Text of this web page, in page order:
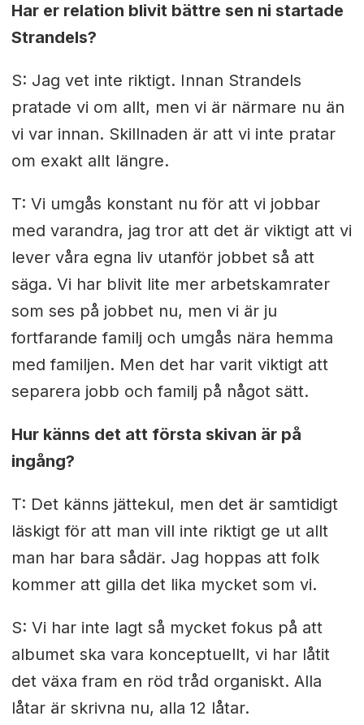
Har er relation blivit bättre sen ni startade
Strandels?
S: Jag vet inte riktigt. Innan Strandels
pratade vi om allt, men vi är närmare nu än
vi var innan. Skillnaden är att vi inte pratar
om exakt allt längre.
T: Vi umgås konstant nu för att vi jobbar
med varandra, jag tror att det är viktigt att vi
lever våra egna liv utanför jobbet så att
säga. Vi har blivit lite mer arbetskamrater
som ses på jobbet nu, men vi är ju
fortfarande familj och umgås nära hemma
med familjen. Men det har varit viktigt att
separera jobb och familj på något sätt.
Hur känns det att första skivan är på
ingång?
T: Det känns jättekul, men det är samtidigt
läskigt för att man vill inte riktigt ge ut allt
man har bara sådär. Jag hoppas att folk
kommer att gilla det lika mycket som vi.
S: Vi har inte lagt så mycket fokus på att
albumet ska vara konceptuellt, vi har låtit
det växa fram en röd tråd organiskt. Alla
låtar är skrivna nu, alla 12 låtar.